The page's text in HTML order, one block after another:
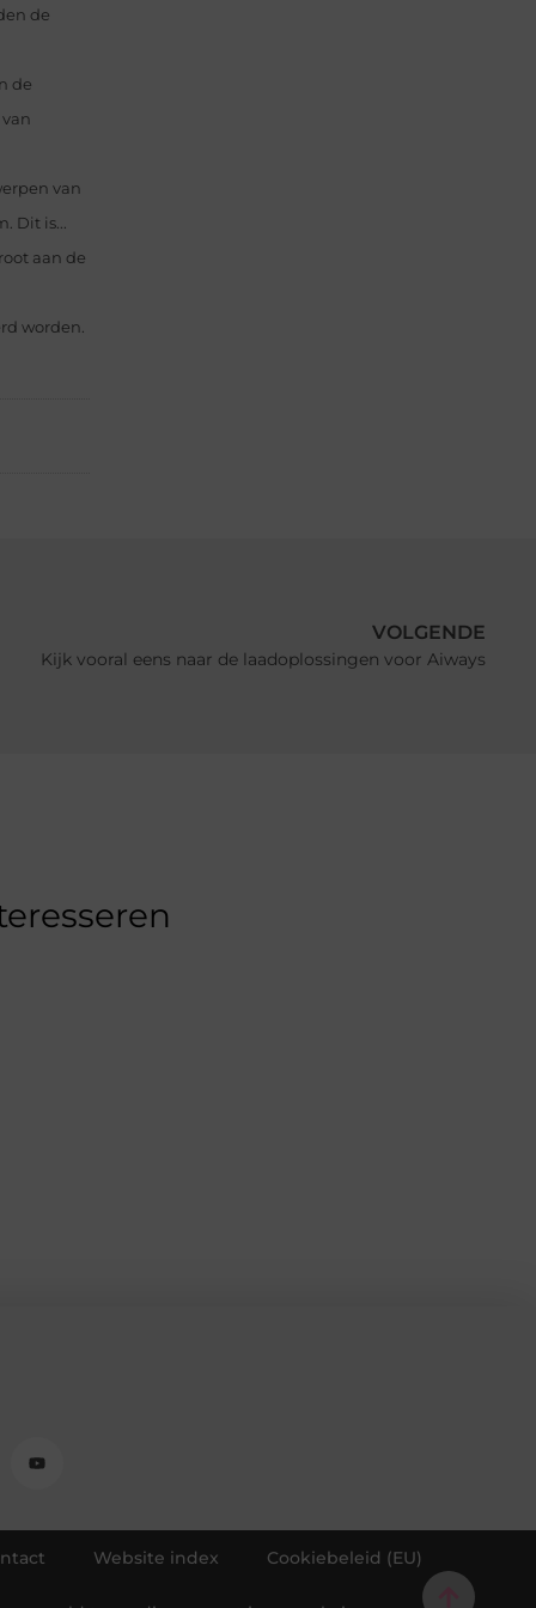
de
de
van
Dit is...
aan de
worden.
VOLGENDE
Kijk vooral eens naar de laadoplossingen voor Aiways
Website index Cookiebeleid (EU)